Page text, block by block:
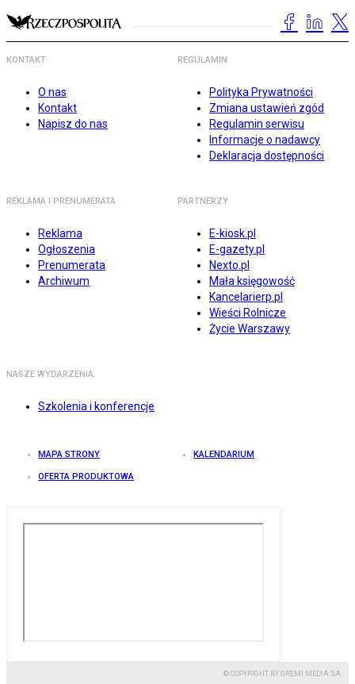
KONTAKT
O nas
Kontakt
Napisz do nas
REGULAMIN
Polityka Prywatności
Zmiana ustawień zgód
Regulamin serwisu
Informacje o nadawcy
Deklaracja dostępności
REKLAMA I PRENUMERATA
Reklama
Ogłoszenia
Prenumerata
Archiwum
PARTNERZY
E-kiosk.pl
E-gazety.pl
Nexto.pl
Mała księgowość
Kancelarierp.pl
Wieści Rolnicze
Życie Warszawy
NASZE WYDARZENIA
Szkolenia i konferencje
MAPA STRONY KALENDARIUM
OFERTA PRODUKTOWA
© COPYRIGHT BY GREMI MEDIA SA